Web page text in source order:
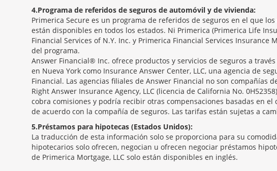
4 Programa de referidos de seguros de automóvil y de vivienda:
Primerica Secure es un programa de referidos de seguros en el que
están disponibles en todos los estados. Ni Primerica (Primerica Life
Financial Services of N.Y. Inc. y Primerica Financial Services
del programa.
Answer Financial® Inc. ofrece productos y servicios de seguros a
en Nueva York como Insurance Answer Center, LLC, una agencia de
Financial. Las agencias filiales de Answer Financial no son compañías
Right Answer Insurance Agency, LLC (licencia de California No.
cobra comisiones y podría recibir otras compensaciones basadas en
de acuerdo con la compañía de seguros. Las tarifas están sujetas a
5 Préstamos para hipotecas (Estados Unidos):
La traducción de esta información solo se proporciona para su
hipotecarios solo ofrecen, negocian u ofrecen negociar préstamos
de Primerica Mortgage, LLC solo están disponibles en inglés.